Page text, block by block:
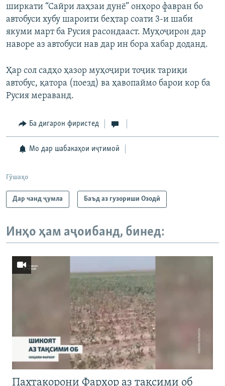
ширкати “Сайри лаҳзаи дунё” онҳоро фавран бо
автобуси хубу шароити беҳтар соати 3-и шаби
якуми март ба Русия расондааст. Муҳоҷирон дар
наворе аз автобуси нав дар ин бора хабар доданд.
Ҳар сол садҳо ҳазор муҳоҷири тоҷик тариқи
автобус, қатора (поезд) ва ҳавопаймо барои кор ба
Русия мераванд.
Ба дигарон фиристед
Мо дар шабакаҳои иҷтимоӣ
Гӯшаҳо
Дар чанд ҷумла Баъд аз гузориши Озодӣ
Инҳо ҳам аҷоибанд, бинед:
Пахтакорони Фархор аз тақсими об